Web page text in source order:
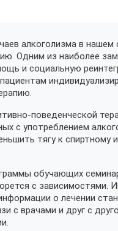
алкоголизма в
Одним из наиболее
и социальную
поведенческой
с употреблением
тягу к спиртному
обучающих
с зависимостями.
о лечении
с врачами и друг с